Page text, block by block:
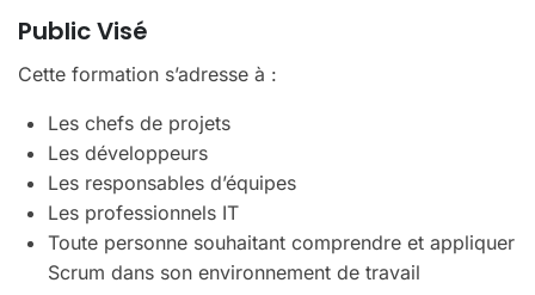
Public Visé
Cette formation s’adresse à :
Les chefs de projets
Les développeurs
Les responsables d’équipes
Les professionnels IT
Toute personne souhaitant comprendre et appliquer
Scrum dans son environnement de travail